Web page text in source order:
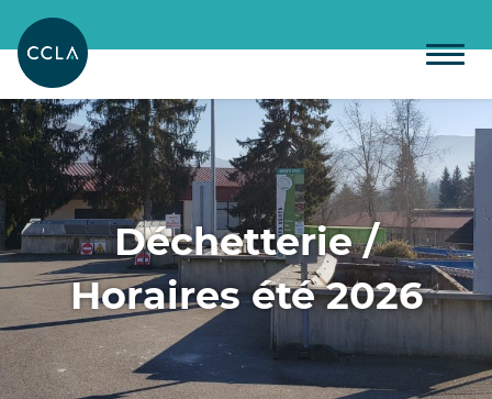
Déchetterie /
Horaires été 2026